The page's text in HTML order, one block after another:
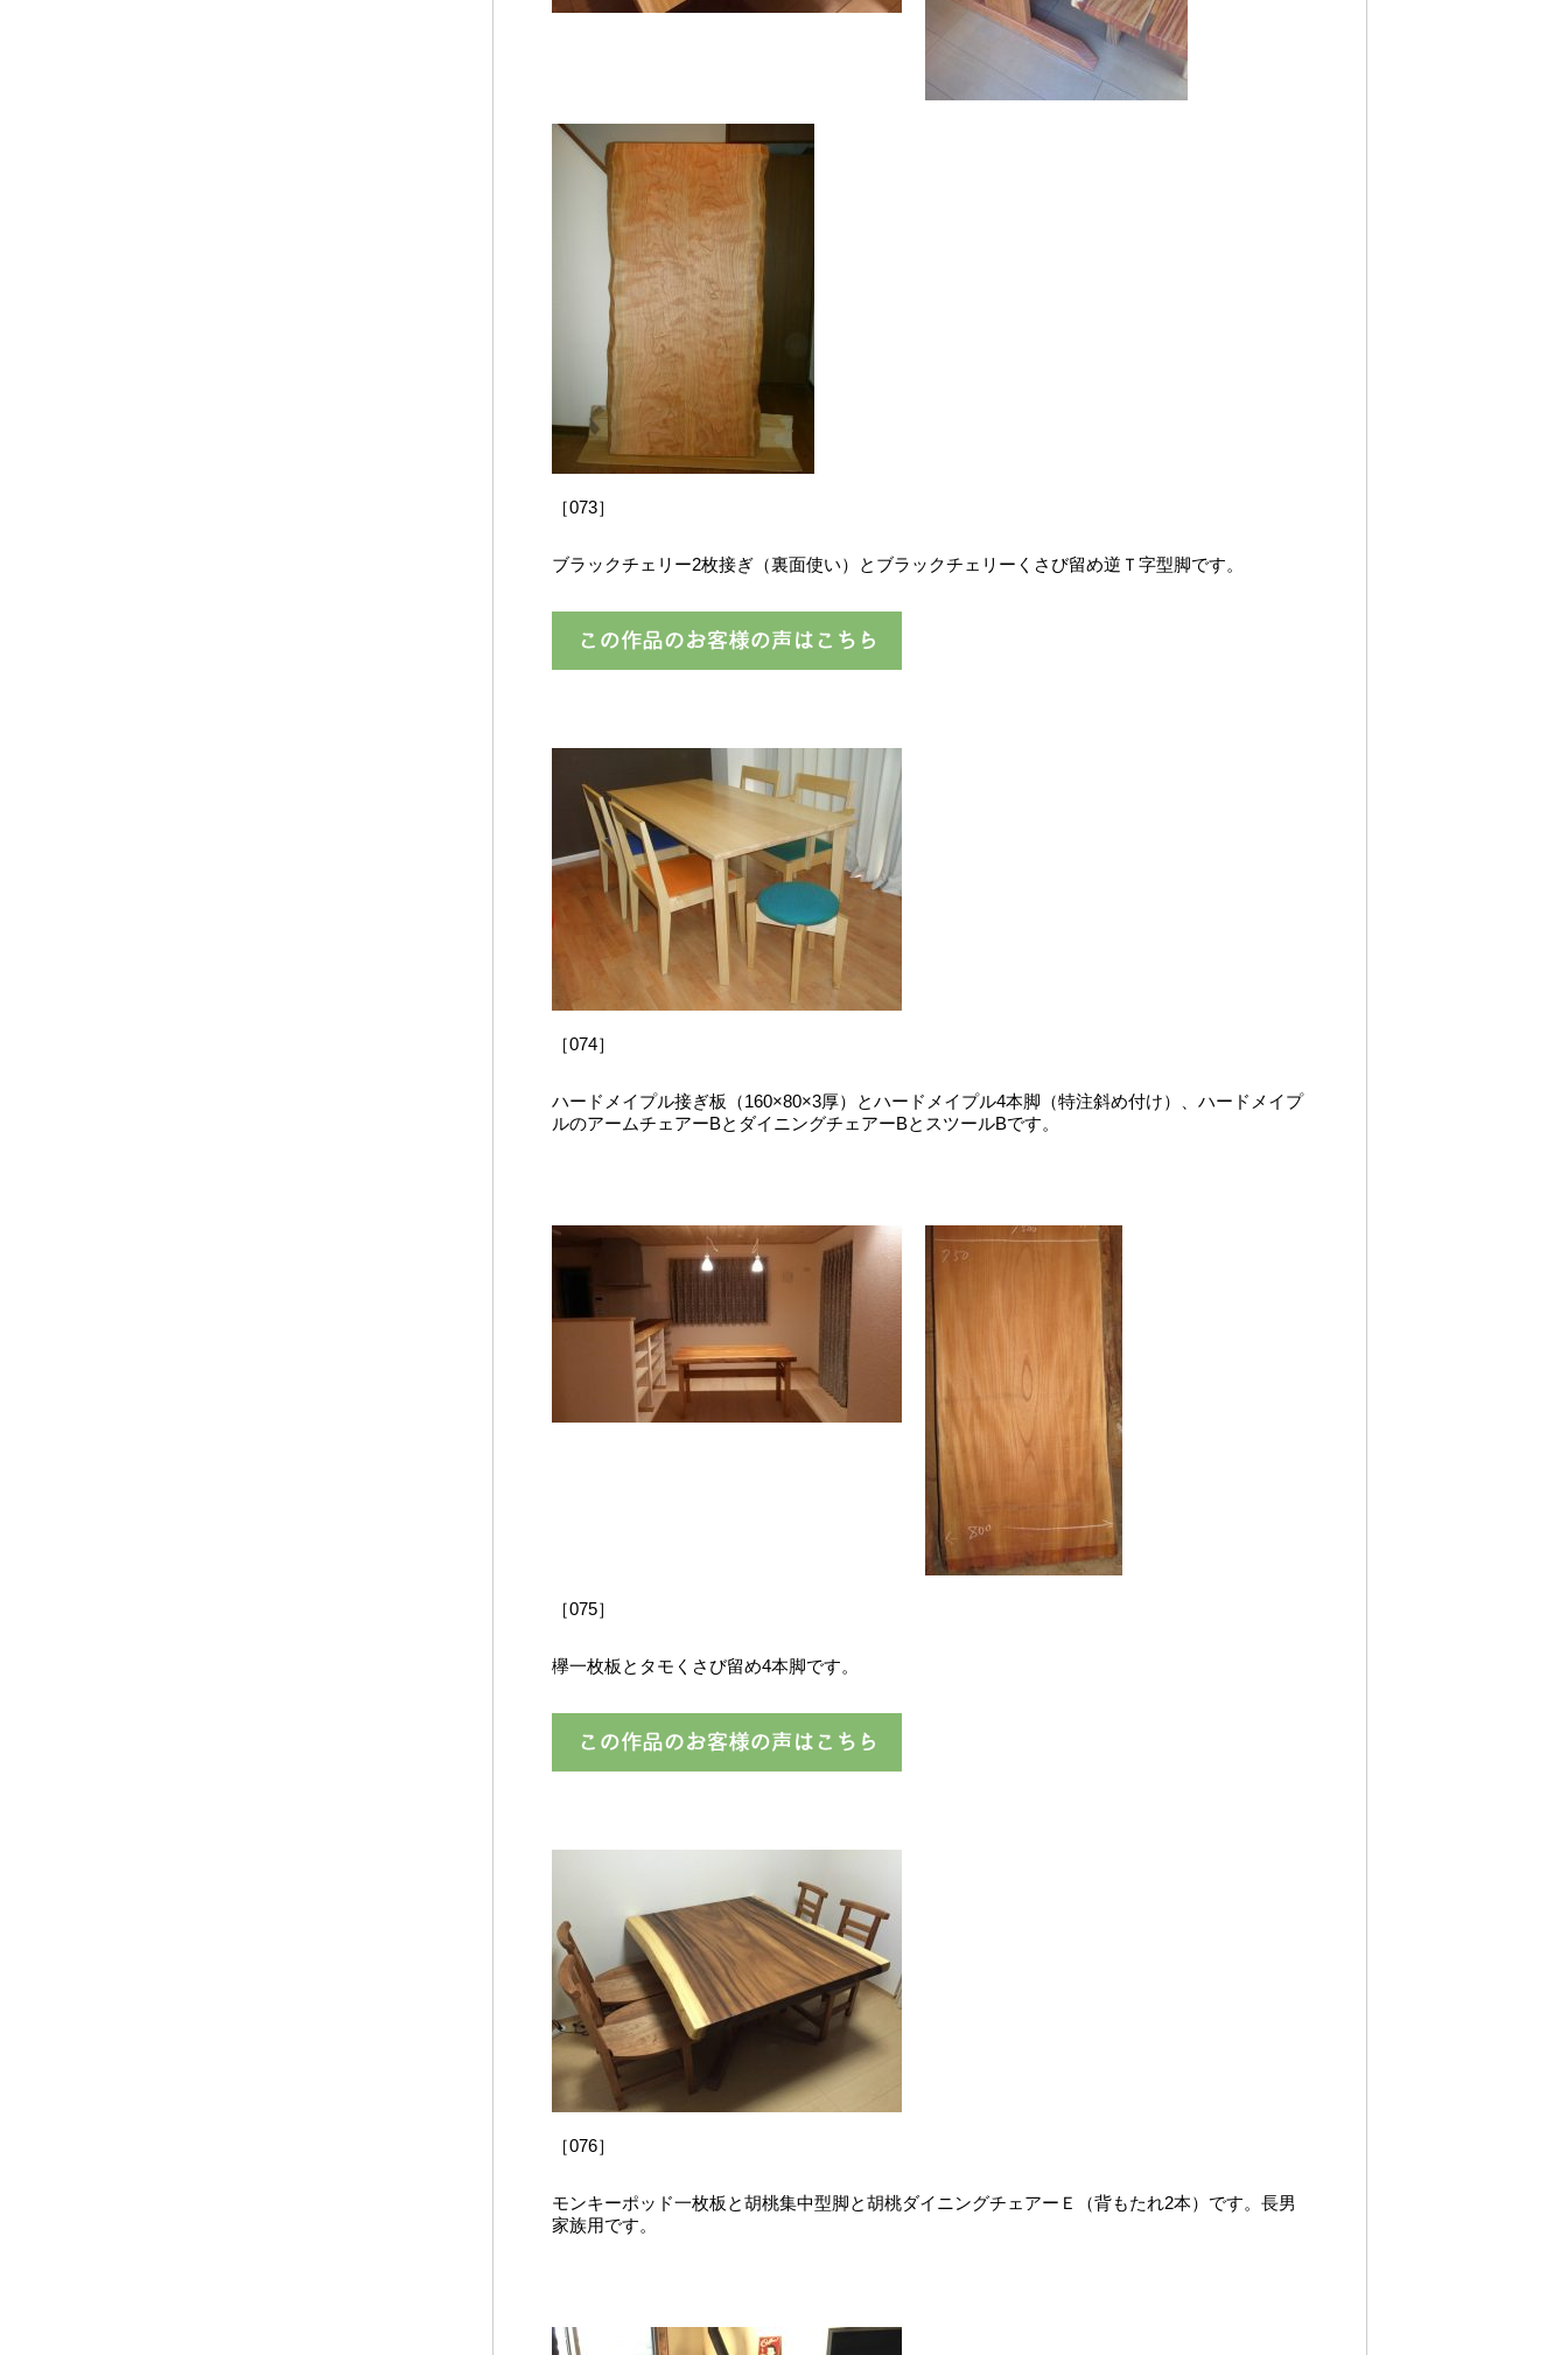
［073］
ブラックチェリー2枚接ぎ（裏面使い）とブラックチェリーくさび留め逆Ｔ字型脚です。
［074］
ハードメイプル接ぎ板（160×80×3厚）とハードメイプル4本脚（特注斜め付け）、ハードメイプ
ルのアームチェアーBとダイニングチェアーBとスツールBです。
［075］
欅一枚板とタモくさび留め4本脚です。
［076］
モンキーポッド一枚板と胡桃集中型脚と胡桃ダイニングチェアーＥ（背もたれ2本）です。長男
家族用です。